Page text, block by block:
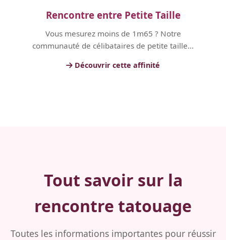
Rencontre entre Petite Taille
Vous mesurez moins de 1m65 ? Notre
communauté de célibataires de petite taille...
Découvrir cette affinité
Tout savoir sur la
rencontre tatouage
Toutes les informations importantes pour réussir